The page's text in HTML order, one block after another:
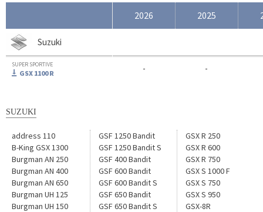
Suzuki
SUPER SPORTIVE
GSX 1100 R
2026 2025
- -
SUZUKI
address 110
B-King GSX 1300
Burgman AN 250
Burgman AN 400
Burgman AN 650
Burgman UH 125
Burgman UH 150
GSF 1250 Bandit
GSF 1250 Bandit S
GSF 400 Bandit
GSF 600 Bandit
GSF 600 Bandit S
GSF 650 Bandit
GSF 650 Bandit S
GSX R 250
GSX R 600
GSX R 750
GSX S 1000 F
GSX S 750
GSX S 950
GSX-8R